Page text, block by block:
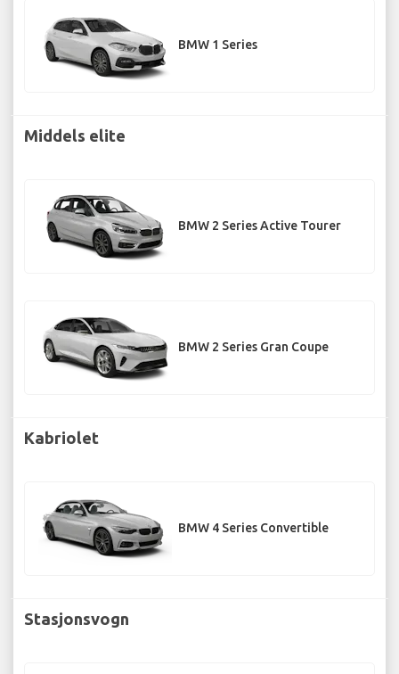
BMW 1 Series
Middels elite
BMW 2 Series Active Tourer
BMW 2 Series Gran Coupe
Kabriolet
BMW 4 Series Convertible
Stasjonsvogn